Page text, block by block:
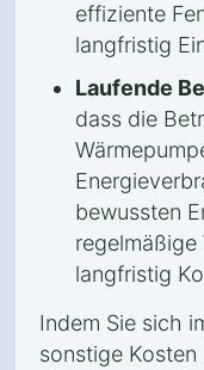
effiziente
langfristig
Laufende
dass die
bewussten
regelmäßige
langfristig
Indem Sie sich
sonstige